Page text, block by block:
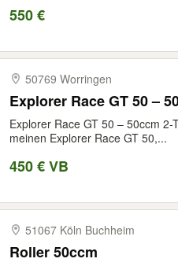
550 €
50769 Worringen
Explorer Race GT 50 –
Explorer Race GT 50 – 50ccm
meinen Explorer Race GT 50,...
450 € VB
51067 Köln Buchheim
Roller 50ccm